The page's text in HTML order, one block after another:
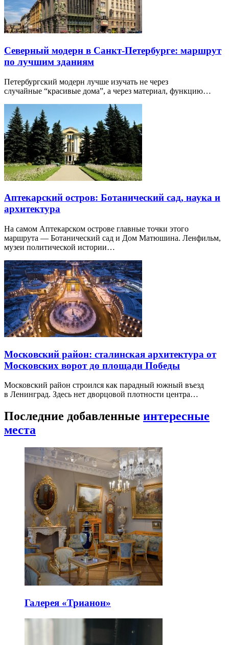
Северный модерн в Санкт-Петербурге: маршрут
по лучшим зданиям
Петербургский модерн лучше изучать не через
случайные “красивые дома”, а через материал, функцию…
Аптекарский остров: Ботанический сад, наука и
архитектура
На самом Аптекарском острове главные точки этого
маршрута — Ботанический сад и Дом Матюшина. Ленфильм,
музеи политической истории…
Московский район: сталинская архитектура от
Московских ворот до площади Победы
Московский район строился как парадный южный въезд
в Ленинград. Здесь нет дворцовой плотности центра…
Последние добавленные интересные
места
Галерея «Трианон»